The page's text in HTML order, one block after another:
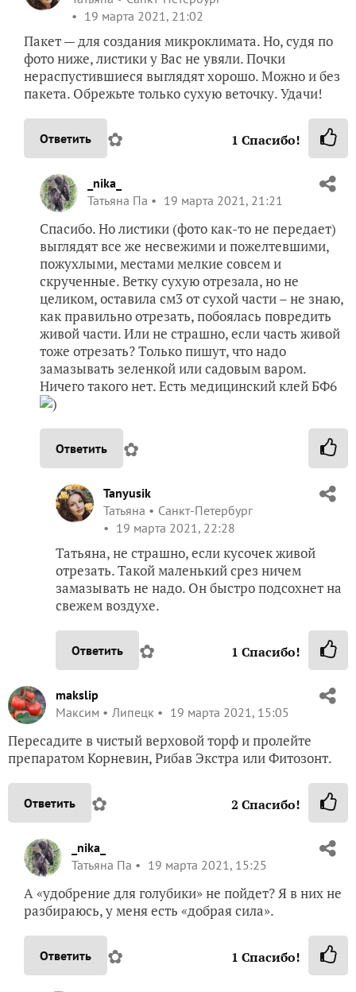
19 марта 2021, 21:02
Пакет — для создания микроклимата. Но, судя по
фото ниже, листики у Вас не увяли. Почки
нераспустившиеся выглядят хорошо. Можно и без
пакета. Обрежьте только сухую веточку. Удачи!
Ответить ✿ 1 Спасибо!
_nika_
Татьяна Па
19 марта 2021, 21:21
Спасибо. Но листики (фото как-то не передает)
выглядят все же несвежими и пожелтевшими,
пожухлыми, местами мелкие совсем и
скрученные. Ветку сухую отрезала, но не
целиком, оставила см3 от сухой части – не знаю,
как правильно отрезать, побоялась повредить
живой части. Или не страшно, если часть живой
тоже отрезать? Только пишут, что надо
замазывать зеленкой или садовым варом.
Ничего такого нет. Есть медицинский клей БФ6
)
Ответить ✿
Tanyusik
Татьяна
Санкт-Петербург
19 марта 2021, 22:28
Татьяна, не страшно, если кусочек живой
отрезать. Такой маленький срез ничем
замазывать не надо. Он быстро подсохнет на
свежем воздухе.
Ответить ✿ 1 Спасибо!
makslip
Максим
Липецк 19 марта 2021, 15:05
Пересадите в чистый верховой торф и пролейте
препаратом Корневин, Рибав Экстра или Фитозонт.
Ответить ✿ 2 Спасибо!
_nika_
Татьяна Па
19 марта 2021, 15:25
А «удобрение для голубики» не пойдет? Я в них не
разбираюсь, у меня есть «добрая сила».
Ответить ✿ 1 Спасибо!